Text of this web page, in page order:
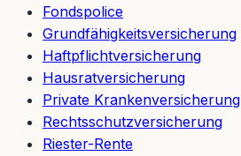
Fondspolice
Grundfähigkeitsversicherung
Haftpflichtversicherung
Hausratversicherung
Private Krankenversicherung
Rechtsschutzversicherung
Riester-Rente